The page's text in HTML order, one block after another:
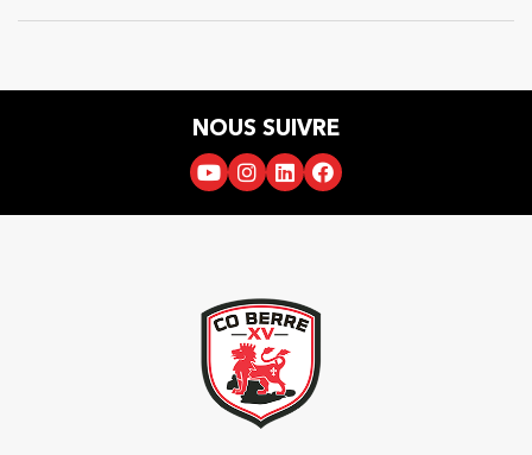
NOUS SUIVRE